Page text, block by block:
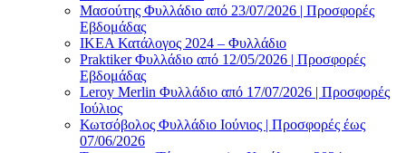
Μασούτης Φυλλάδιο από 23/07/2026 | Προσφορές
Εβδομάδας
ΙΚΕΑ Κατάλογος 2024 – Φυλλάδιο
Praktiker Φυλλάδιο από 12/05/2026 | Προσφορές
Εβδομάδας
Leroy Merlin Φυλλάδιο από 17/07/2026 | Προσφορές
Ιούλιος
Κωτσόβολος Φυλλάδιο Ιούνιος | Προσφορές έως
07/06/2026